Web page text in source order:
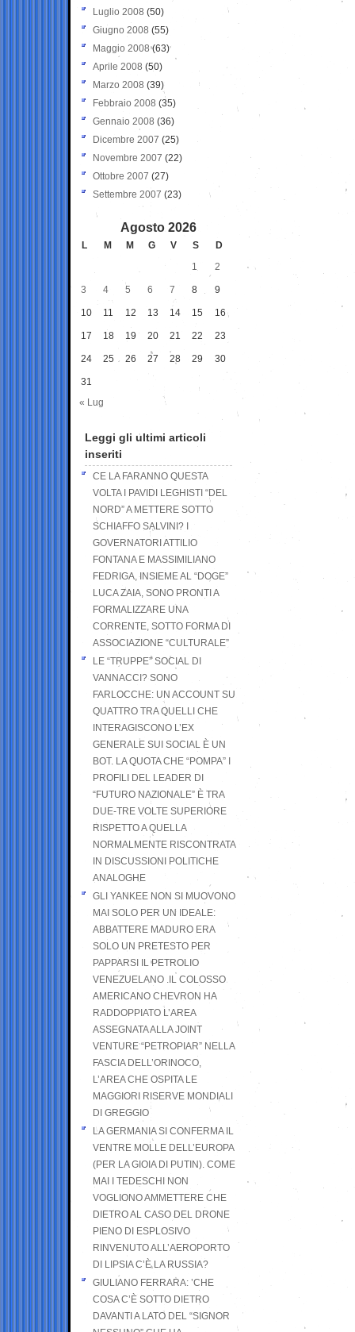
Luglio 2008 (50)
Giugno 2008 (55)
Maggio 2008(63)
Aprile 2008 (50)
Marzo 2008 (39)
Febbraio 2008 (35)
Gennaio 2008 (36)
Dicembre 2007 (25)
Novembre 2007 (22)
Ottobre 2007 (27)
Settembre 2007 (23)
Agosto 2026
L M M G V S
D
1
2
3 4 5 6 7 8 9
10 11 12 13 14 15 16
17 18 19 20 21 22 23
24 25 26 27 28 29 30
31
« Lug
Leggi gli ultimi articoli
inseriti
CE LA FARANNO QUESTA
VOLTA I PAVIDI LEGHISTI “DEL
NORD” A METTERE SOTTO
SCHIAFFO SALVINI? I
GOVERNATORI ATTILIO
FONTANA E MASSIMILIANO
FEDRIGA, INSIEME AL “DOGE”
LUCA ZAIA, SONO PRONTI A
FORMALIZZARE UNA
CORRENTE, SOTTO FORMA DI
ASSOCIAZIONE “CULTURALE”
LE “TRUPPE” SOCIAL DI
VANNACCI? SONO
FARLOCCHE: UN ACCOUNT SU
QUATTRO TRA QUELLI CHE
INTERAGISCONO L’EX
GENERALE SUI SOCIAL È UN
BOT. LA QUOTA CHE “POMPA” I
PROFILI DEL LEADER DI
“FUTURO NAZIONALE” È TRA
DUE-TRE VOLTE SUPERIORE
RISPETTO A QUELLA
NORMALMENTE RISCONTRATA
IN DISCUSSIONI POLITICHE
ANALOGHE
GLI YANKEE NON SI MUOVONO
MAI SOLO PER UN IDEALE:
ABBATTERE MADURO ERA
SOLO UN PRETESTO PER
PAPPARSI IL PETROLIO
VENEZUELANO .IL COLOSSO
AMERICANO CHEVRON HA
RADDOPPIATO L’AREA
ASSEGNATA ALLA JOINT
VENTURE “PETROPIAR” NELLA
FASCIA DELL’ORINOCO,
L’AREA CHE OSPITA LE
MAGGIORI RISERVE MONDIALI
DI GREGGIO
LA GERMANIA SI CONFERMA IL
VENTRE MOLLE DELL’EUROPA
(PER LA GIOIA DI PUTIN). COME
MAI I TEDESCHI NON
VOGLIONO AMMETTERE CHE
DIETRO AL CASO DEL DRONE
PIENO DI ESPLOSIVO
RINVENUTO ALL’AEROPORTO
DI LIPSIA C’È LA RUSSIA?
GIULIANO FERRARA: ’CHE
COSA C’È SOTTO DIETRO
DAVANTI A LATO DEL “SIGNOR